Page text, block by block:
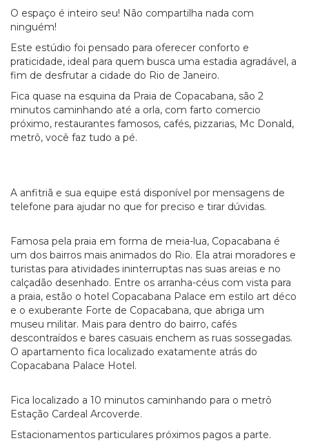
O espaço é inteiro seu! Não compartilha nada com
ninguém!
Este estúdio foi pensado para oferecer conforto e
praticidade, ideal para quem busca uma estadia agradável, a
fim de desfrutar a cidade do Rio de Janeiro.
Fica quase na esquina da Praia de Copacabana, são 2
minutos caminhando até a orla, com farto comercio
próximo, restaurantes famosos, cafés, pizzarias, Mc Donald,
metrô, você faz tudo a pé.
A anfitriã e sua equipe está disponível por mensagens de
telefone para ajudar no que for preciso e tirar dúvidas.
Famosa pela praia em forma de meia-lua, Copacabana é
um dos bairros mais animados do Rio. Ela atrai moradores e
turistas para atividades ininterruptas nas suas areias e no
calçadão desenhado. Entre os arranha-céus com vista para
a praia, estão o hotel Copacabana Palace em estilo art déco
e o exuberante Forte de Copacabana, que abriga um
museu militar. Mais para dentro do bairro, cafés
descontraídos e bares casuais enchem as ruas sossegadas.
O apartamento fica localizado exatamente atrás do
Copacabana Palace Hotel.
Fica localizado a 10 minutos caminhando para o metrô
Estação Cardeal Arcoverde.
Estacionamentos particulares próximos pagos a parte.